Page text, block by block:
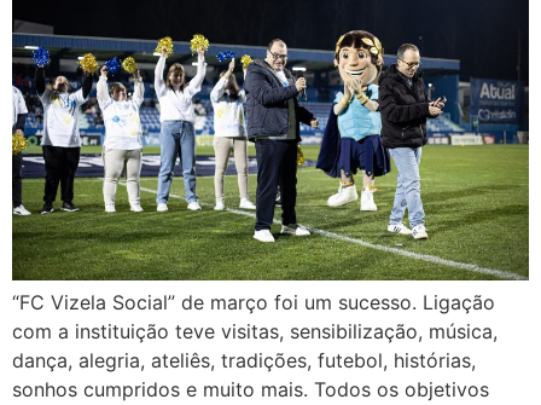
“FC Vizela Social” de março foi um sucesso. Ligação
com a instituição teve visitas, sensibilização, música,
dança, alegria, ateliês, tradições, futebol, histórias,
sonhos cumpridos e muito mais. Todos os objetivos